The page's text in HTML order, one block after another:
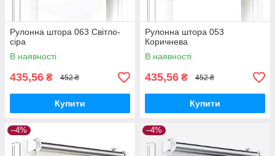
Рулонна штора 063 Світло-
сіра
В наявності
435,56 ₴ 452 ₴
Купити
Рулонна штора 053
Коричнева
В наявності
435,56 ₴ 452 ₴
Купити
–4% –4%